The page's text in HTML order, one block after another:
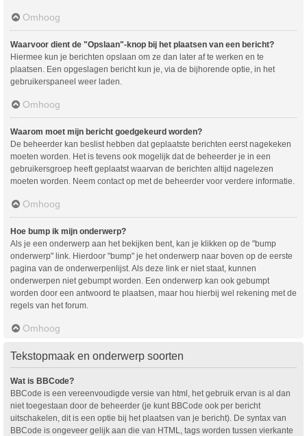
Omhoog
Waarvoor dient de "Opslaan"-knop bij het plaatsen van een bericht?
Hiermee kun je berichten opslaan om ze dan later af te werken en te
plaatsen. Een opgeslagen bericht kun je, via de bijhorende optie, in het
gebruikerspaneel weer laden.
Omhoog
Waarom moet mijn bericht goedgekeurd worden?
De beheerder kan beslist hebben dat geplaatste berichten eerst nagekeken
moeten worden. Het is tevens ook mogelijk dat de beheerder je in een
gebruikersgroep heeft geplaatst waarvan de berichten altijd nagelezen
moeten worden. Neem contact op met de beheerder voor verdere informatie.
Omhoog
Hoe bump ik mijn onderwerp?
Als je een onderwerp aan het bekijken bent, kan je klikken op de "bump
onderwerp" link. Hierdoor "bump" je het onderwerp naar boven op de eerste
pagina van de onderwerpenlijst. Als deze link er niet staat, kunnen
onderwerpen niet gebumpt worden. Een onderwerp kan ook gebumpt
worden door een antwoord te plaatsen, maar hou hierbij wel rekening met de
regels van het forum.
Omhoog
Tekstopmaak en onderwerp soorten
Wat is BBCode?
BBCode is een vereenvoudigde versie van html, het gebruik ervan is al dan
niet toegestaan door de beheerder (je kunt BBCode ook per bericht
uitschakelen, dit is een optie bij het plaatsen van je bericht). De syntax van
BBCode is ongeveer gelijk aan die van HTML, tags worden tussen vierkante